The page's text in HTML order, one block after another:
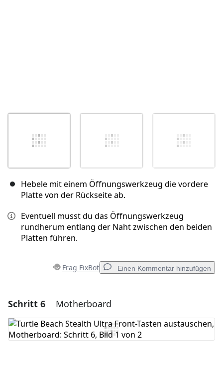
Hebele mit einem Öffnungswerkzeug die vordere
Platte von der Rückseite ab.
Eventuell musst du das Öffnungswerkzeug
rundherum entlang der Naht zwischen den beiden
Platten führen.
Frag FixBot Einen Kommentar hinzufügen
Einen Kommentar hinzufügen
Kommentar hinzufügen
Schritt 6 Motherboard